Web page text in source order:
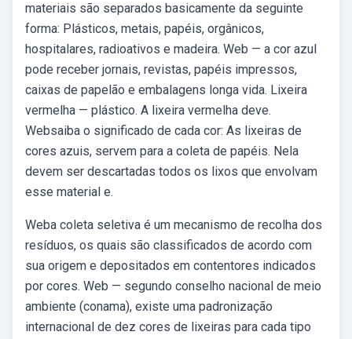
materiais são separados basicamente da seguinte
forma: Plásticos, metais, papéis, orgânicos,
hospitalares, radioativos e madeira. Web — a cor azul
pode receber jornais, revistas, papéis impressos,
caixas de papelão e embalagens longa vida. Lixeira
vermelha — plástico. A lixeira vermelha deve.
Websaiba o significado de cada cor: As lixeiras de
cores azuis, servem para a coleta de papéis. Nela
devem ser descartadas todos os lixos que envolvam
esse material e.
Weba coleta seletiva é um mecanismo de recolha dos
resíduos, os quais são classificados de acordo com
sua origem e depositados em contentores indicados
por cores. Web — segundo conselho nacional de meio
ambiente (conama), existe uma padronização
internacional de dez cores de lixeiras para cada tipo